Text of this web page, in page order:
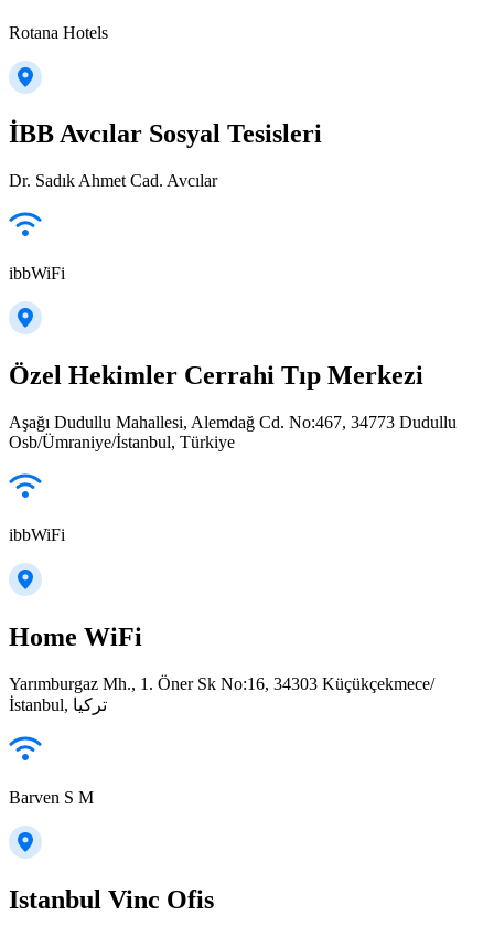
Rotana Hotels
İBB Avcılar Sosyal Tesisleri
Dr. Sadık Ahmet Cad. Avcılar
ibbWiFi
Özel Hekimler Cerrahi Tıp Merkezi
Aşağı Dudullu Mahallesi, Alemdağ Cd. No:467, 34773 Dudullu
Osb/Ümraniye/İstanbul, Türkiye
ibbWiFi
Home WiFi
Yarımburgaz Mh., 1. Öner Sk No:16, 34303 Küçükçekmece/
İstanbul, تركيا
Barven S M
Istanbul Vinc Ofis